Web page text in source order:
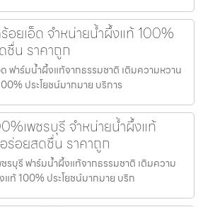
อยเอ็ด จำหน่ายน้ำผึ้งแท้ 100%
ชื่น ราคาถูก
ฟาร์มน้ำผึ้งแท้จากธรรมชาติ เติมความหวาน
ประโยชน์มากมาย บริการ
เพชรบุรี จำหน่ายน้ำผึ้งแท้
ร่อยสดชื่น ราคาถูก
รบุรี ฟาร์มน้ำผึ้งแท้จากธรรมชาติ เติมความ
ท้ 100% ประโยชน์มากมาย บริก